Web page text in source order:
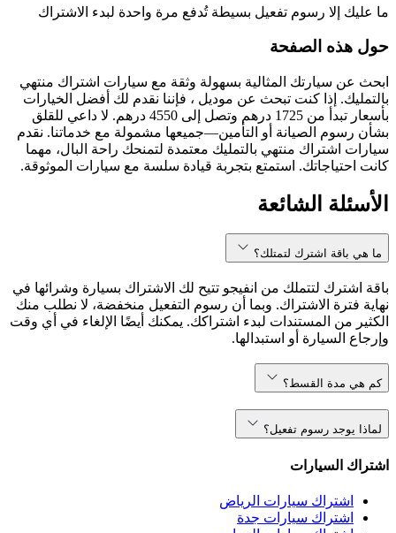
ما عليك إلا رسوم تفعيل بسيطة تُدفع مرة واحدة لبدء الاشتراك
حول هذه الصفحة
ابحث عن سيارتك المثالية بسهولة وثقة مع سيارات اشتراك منتهي
بالتمليك. إذا كنت تبحث عن موديل ، فإننا نقدم لك أفضل الخيارات
بأسعار تبدأ من 1725 درهم وتصل إلى 4550 درهم. لا داعي للقلق
بشأن رسوم الصيانة أو التأمين—جميعها مشمولة مع خدماتنا. نقدم
سيارات اشتراك منتهي بالتمليك معتمدة لتمنحك راحة البال، مهما
كانت احتياجاتك. استمتع بتجربة قيادة سلسة مع سيارات الموثوقة.
الأسئلة الشائعة
ما هي باقة اشترك لتمتلك؟
باقة اشترك لتتملك من انفيجو تتيح لك الاشتراك بسيارة وشرائها في
نهاية فترة الاشتراك. وبما أن رسوم التفعيل منخفضة، لا نطلب منك
الكثير من المستندات لبدء اشتراكك. يمكنك أيضًا الإلغاء في أي وقت
وإرجاع السيارة أو استبدالها.
كم هي مدة القسط؟
لماذا يوجد رسوم تفعيل؟
اشتراك السيارات
اشتراك سيارات الرياض
اشتراك سيارات جدة